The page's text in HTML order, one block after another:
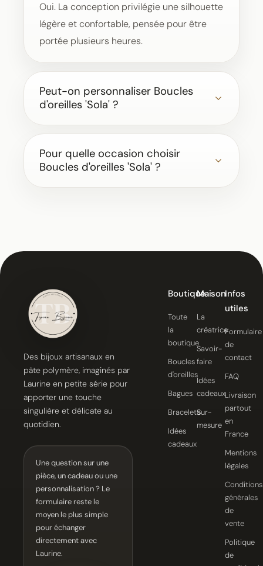
Oui. La conception privilégie une silhouette
légère et confortable, pensée pour être
portée plusieurs heures.
Peut-on personnaliser Boucles
d'oreilles 'Sola' ?
Pour quelle occasion choisir
Boucles d'oreilles 'Sola' ?
Des bijoux artisanaux en
pâte polymère, imaginés par
Laurine en petite série pour
apporter une touche
singulière et délicate au
quotidien.
Une question sur une
pièce, un cadeau ou une
personnalisation ? Le
formulaire reste le
moyen le plus simple
pour échanger
directement avec
Laurine.
Boutique
Toute
la
boutique
Boucles
d'oreilles
Bagues
Bracelets
Idées
cadeaux
Maison
La
créatrice
Savoir-
faire
Idées
cadeaux
Sur-
mesure
Infos
utiles
Formulaire
de
contact
FAQ
Livraison
partout
en
France
Mentions
légales
Conditions
générales
de
vente
Politique
de